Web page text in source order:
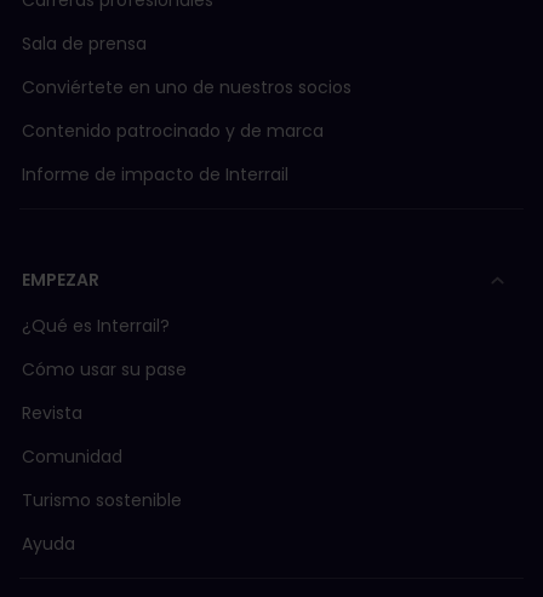
Sala de prensa
Conviértete en uno de nuestros socios
Contenido patrocinado y de marca
Informe de impacto de Interrail
EMPEZAR
¿Qué es Interrail?
Cómo usar su pase
Revista
Comunidad
Turismo sostenible
Ayuda